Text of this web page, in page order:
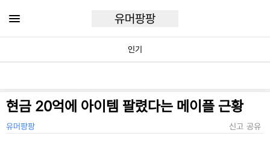
유머팡팡
인기
현금 20억에 아이템 팔렸다는 메이플 근황
유머팡팡 신고 공유